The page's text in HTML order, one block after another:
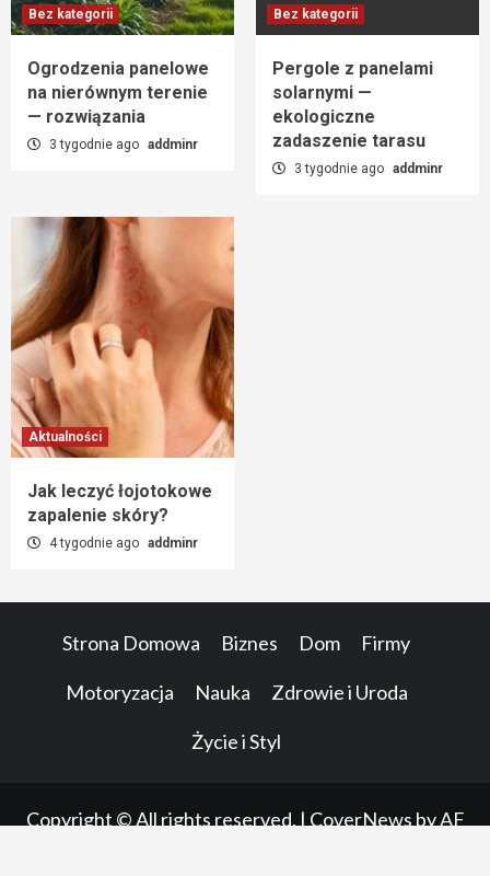
Bez kategorii
Ogrodzenia panelowe
na nierównym terenie
— rozwiązania
3 tygodnie ago addminr
Bez kategorii
Pergole z panelami
solarnymi —
ekologiczne
zadaszenie tarasu
3 tygodnie ago addminr
Aktualności
Jak leczyć łojotokowe
zapalenie skóry?
4 tygodnie ago addminr
Strona Domowa Biznes Dom Firmy
Motoryzacja Nauka Zdrowie i Uroda
Życie i Styl
Copyright © All rights reserved. | CoverNews by AF